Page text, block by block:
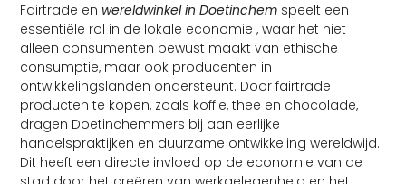
Fairtrade enwereldwinkel in Doetinchem speelt een
essentiële rol in de lokale economie , waar het niet
alleen consumenten bewust maakt van ethische
consumptie, maar ook producenten in
ontwikkelingslanden ondersteunt. Door fairtrade
producten te kopen, zoals koffie, thee en chocolade,
dragen Doetinchemmers bij aan eerlijke
handelspraktijken en duurzame ontwikkeling wereldwijd.
Dit heeft een directe invloed op de economie van de